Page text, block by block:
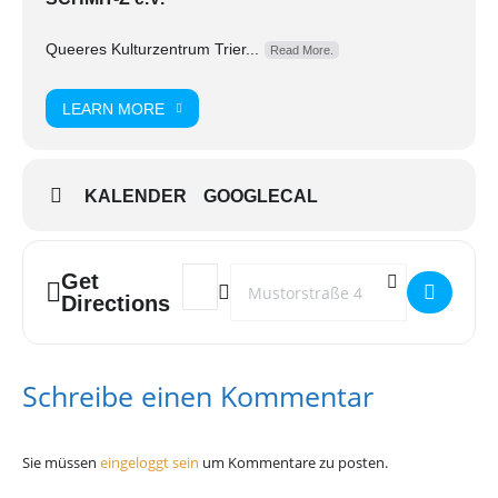
Queeres Kulturzentrum Trier... Read More.
LEARN MORE
KALENDER GOOGLECAL
Get
Directions
Destination Address - Out of the Dark
Schreibe einen Kommentar
Sie müssen eingeloggt sein um Kommentare zu posten.